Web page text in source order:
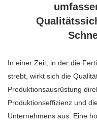
In einer Zeit, in der die
strebt, wirkt sich die
Produktionsausrüstung
Produktionseffizienz und
Unternehmens aus. Eine